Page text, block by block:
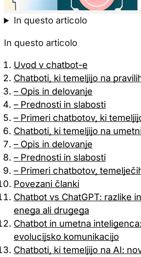
In questo articolo
In questo articolo
Uvod v chatbot-e
Chatboti, ki temeljijo na
– Opis in delovanje
– Prednosti in slabosti
– Primeri chatbotov, ki
Chatboti, ki temeljijo na
– Opis in delovanje
– Prednosti in slabosti
– Primeri chatbotov,
Povezani članki
Chatbot vs ChatGPT: razlike
enega ali drugega
Chatbot in umetna
evolucijsko komunikacijo
Chatboti, ki temeljijo na AI: